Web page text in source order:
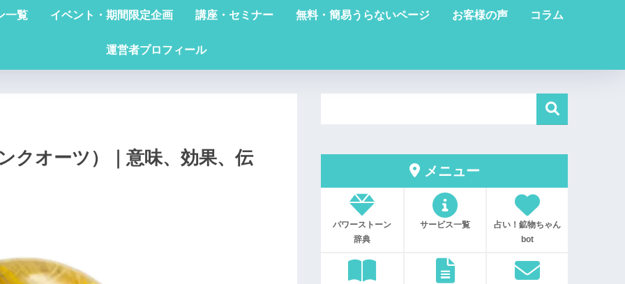
一覧 イベント・期間限定企画 講座・セミナー 無料・簡易うらないページ お客様の声 コラム
運営者プロフィール
クオーツ）｜意味、効果、伝
メニュー
パワーストーン
辞典
サービス一覧
占い！鉱物ちゃん
bot